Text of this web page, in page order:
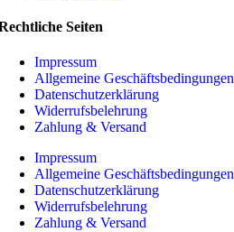
Seiten
Impressum
Allgemeine Geschäftsbedingungen
Datenschutzerklärung
Widerrufsbelehrung
Zahlung & Versand
Impressum
Allgemeine Geschäftsbedingungen
Datenschutzerklärung
Widerrufsbelehrung
Zahlung & Versand